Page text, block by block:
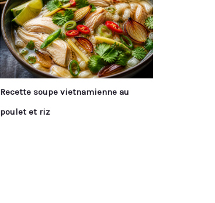
Recette soupe vietnamienne au
poulet et riz